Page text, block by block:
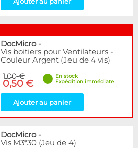
DocMicro-
Vis boitiers pour Ventilateurs -
Couleur Argent (Jeu de 4 vis)
1,00 €
0,50 €
En stock
Expédition immédiate
Ajouter au panier
DocMicro-
Vis M3*30 (Jeu de 4)